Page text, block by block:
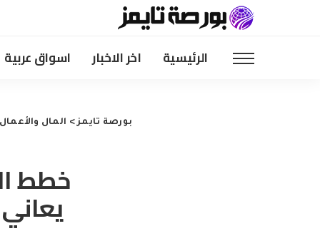
الرئيسية اخر الاخبار اسواق عربية
بورصة تايمز> المال والأعمال
خطط